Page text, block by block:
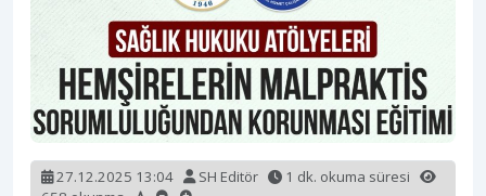
27.12.2025 13:04 SH Editör
1 dk. okuma süresi